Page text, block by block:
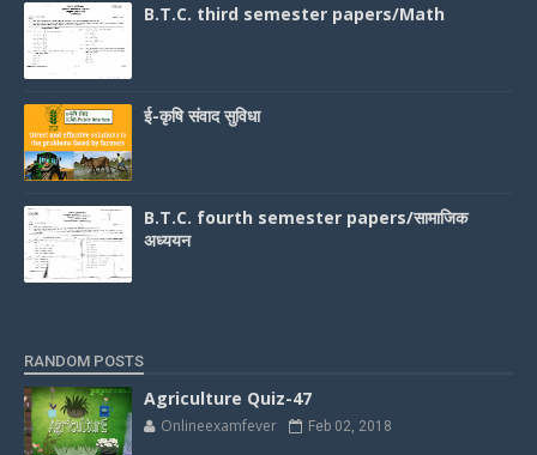
B.T.C. third semester papers/Math
ई-कृषि संवाद सुविधा
B.T.C. fourth semester papers/सामाजिक
अध्ययन
RANDOM POSTS
Agriculture Quiz-47
Onlineexamfever Feb 02, 2018